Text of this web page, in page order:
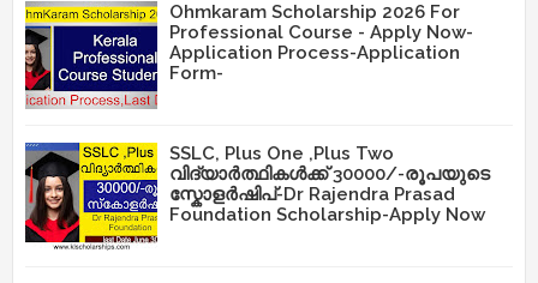
Ohmkaram Scholarship 2026 For
Professional Course - Apply Now-
Application Process-Application
Form-
SSLC, Plus One ,Plus Two
വിദ്യാർത്ഥികൾക്ക് 30000/-രൂപയുടെ
സ്കോളർഷിപ്-Dr Rajendra Prasad
Foundation Scholarship-Apply Now